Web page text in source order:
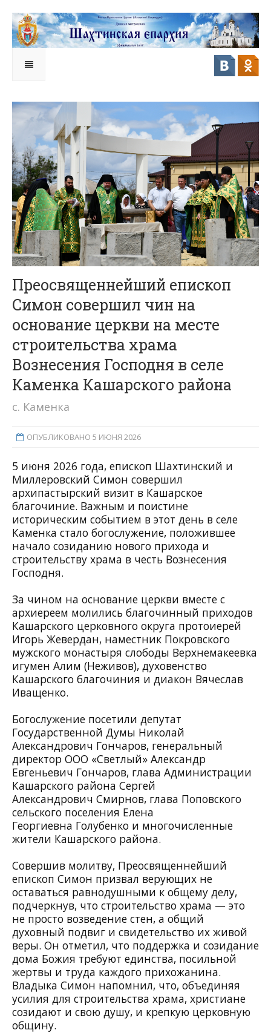
Преосвященнейший епископ
Симон совершил чин на
основание церкви на месте
строительства храма
Вознесения Господня в селе
Каменка Кашарского района
с. Каменка
ОПУБЛИКОВАНО 5 ИЮНЯ 2026
5 июня 2026 года, епископ Шахтинский и
Миллеровский Симон совершил
архипастырский визит в Кашарское
благочиние. Важным и поистине
историческим событием в этот день в селе
Каменка стало богослужение, положившее
начало созиданию нового прихода и
строительству храма в честь Вознесения
Господня.
За чином на основание церкви вместе с
архиереем молились благочинный приходов
Кашарского церковного округа протоиерей
Игорь Жевердан, наместник Покровского
мужского монастыря слободы Верхнемакеевка
игумен Алим (Неживов), духовенство
Кашарского благочиния и диакон Вячеслав
Иващенко.
Богослужение посетили депутат
Государственной Думы Николай
Александрович Гончаров, генеральный
директор ООО «Светлый» Александр
Евгеньевич Гончаров, глава Администрации
Кашарского района Сергей
Александрович Смирнов, глава Поповского
сельского поселения Елена
Георгиевна Голубенко и многочисленные
жители Кашарского района.
Совершив молитву, Преосвященнейший
епископ Симон призвал верующих не
оставаться равнодушными к общему делу,
подчеркнув, что строительство храма — это
не просто возведение стен, а общий
духовный подвиг и свидетельство их живой
веры. Он отметил, что поддержка и созидание
дома Божия требуют единства, посильной
жертвы и труда каждого прихожанина.
Владыка Симон напомнил, что, объединяя
усилия для строительства храма, христиане
созидают и свою душу, и крепкую церковную
общину.